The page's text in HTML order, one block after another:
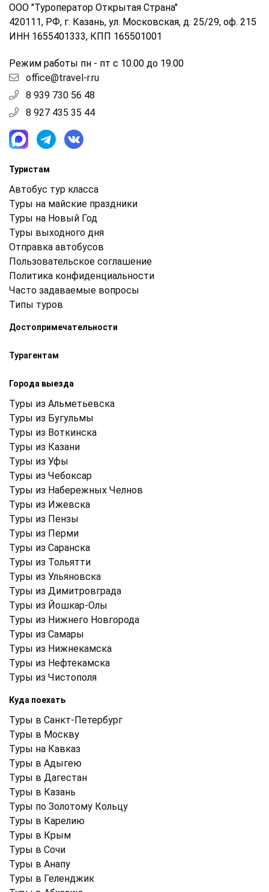
ООО "Туроператор Открытая Страна"
420111, РФ, г. Казань, ул. Московская, д. 25/29, оф. 215
ИНН 1655401333, КПП 165501001
Режим работы пн - пт с 10.00 до 19.00
office@travel-r.ru
8 939 730 56 48
8 927 435 35 44
Туристам
Автобус тур класса
Туры на майские праздники
Туры на Новый Год
Туры выходного дня
Отправка автобусов
Пользовательское соглашение
Политика конфиденциальности
Часто задаваемые вопросы
Типы туров
Достопримечательности
Турагентам
Города выезда
Туры из Альметьевска
Туры из Бугульмы
Туры из Воткинска
Туры из Казани
Туры из Уфы
Туры из Чебоксар
Туры из Набережных Челнов
Туры из Ижевска
Туры из Пензы
Туры из Перми
Туры из Саранска
Туры из Тольятти
Туры из Ульяновска
Туры из Димитровграда
Туры из Йошкар-Олы
Туры из Нижнего Новгорода
Туры из Самары
Туры из Нижнекамска
Туры из Нефтекамска
Туры из Чистополя
Куда поехать
Туры в Санкт-Петербург
Туры в Москву
Туры на Кавказ
Туры в Адыгею
Туры в Дагестан
Туры в Казань
Туры по Золотому Кольцу
Туры в Карелию
Туры в Крым
Туры в Cочи
Туры в Анапу
Туры в Геленджик